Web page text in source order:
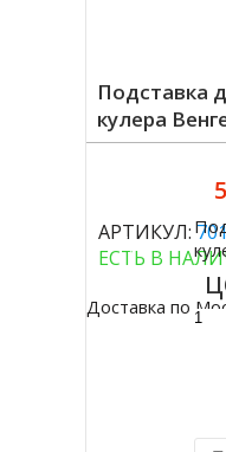
Подставка
кулера
АРТИКУЛ:
ЕСТЬ В
Доставка по
Купить